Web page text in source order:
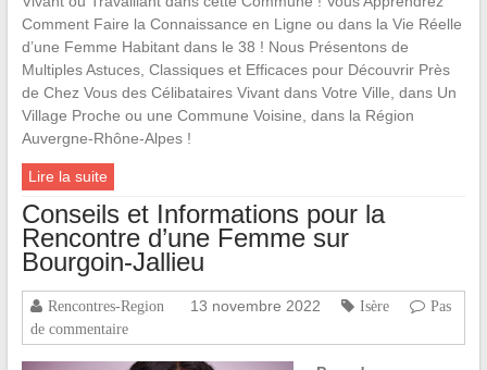
Comment Faire la Connaissance en Ligne ou dans la Vie Réelle
d’une Femme Habitant dans le 38 ! Nous Présentons de
Multiples Astuces, Classiques et Efficaces pour Découvrir Près
de Chez Vous des Célibataires Vivant dans Votre Ville, dans Un
Village Proche ou une Commune Voisine, dans la Région
Auvergne-Rhône-Alpes !
Lire la suite
Conseils et Informations pour la
Rencontre d’une Femme sur
Bourgoin-Jallieu
Rencontres-Region 13 novembre 2022 Isère
Pas
de commentaire